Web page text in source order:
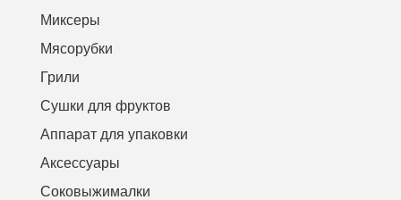
Миксеры
Мясорубки
Грили
Сушки для фруктов
Аппарат для упаковки
Аксессуары
Соковыжималки